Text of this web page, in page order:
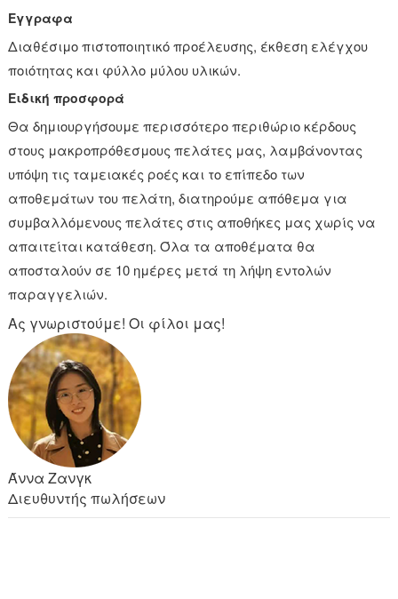
Εγγραφα
Διαθέσιμο πιστοποιητικό προέλευσης, έκθεση ελέγχου
ποιότητας και φύλλο μύλου υλικών.
Ειδική προσφορά
Θα δημιουργήσουμε περισσότερο περιθώριο κέρδους
στους μακροπρόθεσμους πελάτες μας, λαμβάνοντας
υπόψη τις ταμειακές ροές και το επίπεδο των
αποθεμάτων του πελάτη, διατηρούμε απόθεμα για
συμβαλλόμενους πελάτες στις αποθήκες μας χωρίς να
απαιτείται κατάθεση. Όλα τα αποθέματα θα
αποσταλούν σε 10 ημέρες μετά τη λήψη εντολών
παραγγελιών.
Ας γνωριστούμε! Οι φίλοι μας!
Άννα Ζανγκ
Διευθυντής πωλήσεων